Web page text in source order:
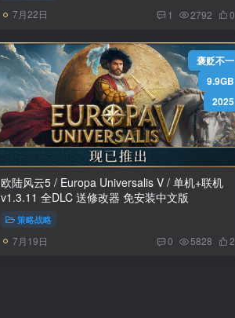
7月22日 1 2792 0
褒贬不一
9.9GB
2025
欧陆风云5 / Europa Universalis V / 单机+联机
v1.3.11 全DLC 送修改器 免安装中文版
策略战略
7月19日 0 5828 2